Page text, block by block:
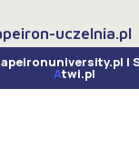
uczelnia.pl
|
Atwi.pl